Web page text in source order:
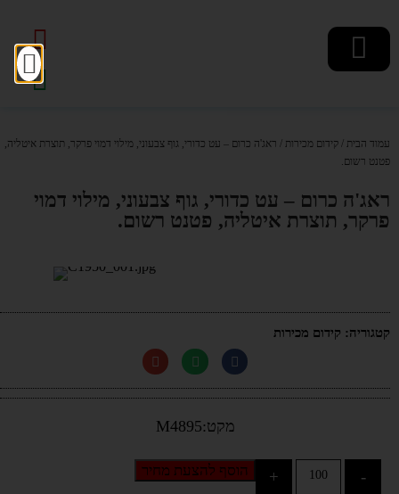
עמוד הבית / קידום מכירות / ראג'ה כרום – עט כדורי, גוף צבעוני, מילוי דמוי פרקר, תוצרת איטליה,
פטנט רשום.
ראג'ה כרום – עט כדורי, גוף צבעוני, מילוי דמוי
פרקר, תוצרת איטליה, פטנט רשום.
קטגוריה: קידום מכירות
מקט:M4895
-
+ הוסף להצעת מחיר